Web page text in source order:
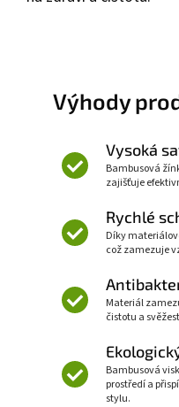
Výhody
Vysoká
Bambusová
zajišťuje
Rychlé
Díky
což zamezuje
Materiál
čistotu a
Bambusová
prostředí a
stylu.